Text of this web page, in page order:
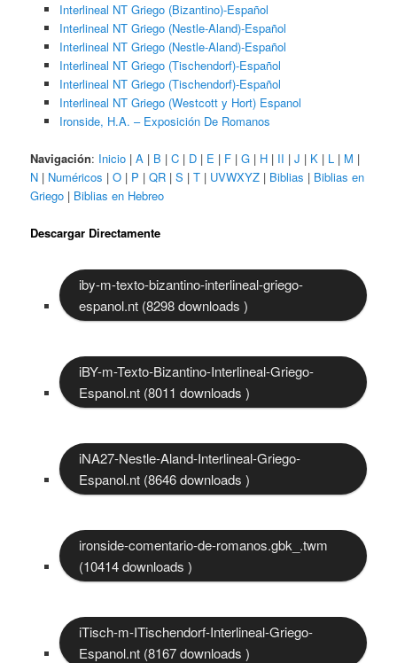
Interlineal NT Griego (Bizantino)-Español
Interlineal NT Griego (Nestle-Aland)-Español
Interlineal NT Griego (Nestle-Aland)-Español
Interlineal NT Griego (Tischendorf)-Español
Interlineal NT Griego (Tischendorf)-Español
Interlineal NT Griego (Westcott y Hort) Espanol
Ironside, H.A. – Exposición De Romanos
Navigación: Inicio |A | B |C | D | E | F |G | H | II |J | K | L | M |
N | Numéricos |O | P |QR |S |T | UVWXYZ | Biblias | Biblias en
Griego | Biblias en Hebreo
Descargar Directamente
iby-m-texto-bizantino-interlineal-griego-
espanol.nt (8298 downloads )
iBY-m-Texto-Bizantino-Interlineal-Griego-
Espanol.nt (8011 downloads )
iNA27-Nestle-Aland-Interlineal-Griego-
Espanol.nt (8646 downloads )
ironside-comentario-de-romanos.gbk_.twm
(10414 downloads )
iTisch-m-ITischendorf-Interlineal-Griego-
Espanol.nt (8167 downloads )